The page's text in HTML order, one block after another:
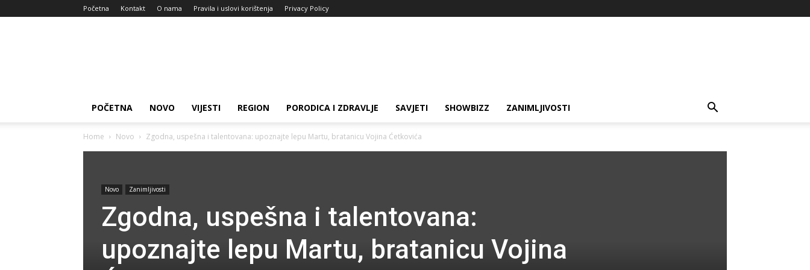
Početna Kontakt O nama Pravila i uslovi korištenja Privacy Policy
POČETNA NOVO VIJESTI REGION PORODICA I ZDRAVLJE SAVJETI SHOWBIZZ ZANIMLJIVOSTI
Home Novo Zgodna, uspešna i talentovana: upoznajte lepu Martu, bratanicu Vojina Ćetkovića
Novo Zanimljivosti
Zgodna, uspešna i talentovana:
upoznajte lepu Martu, bratanicu Vojina